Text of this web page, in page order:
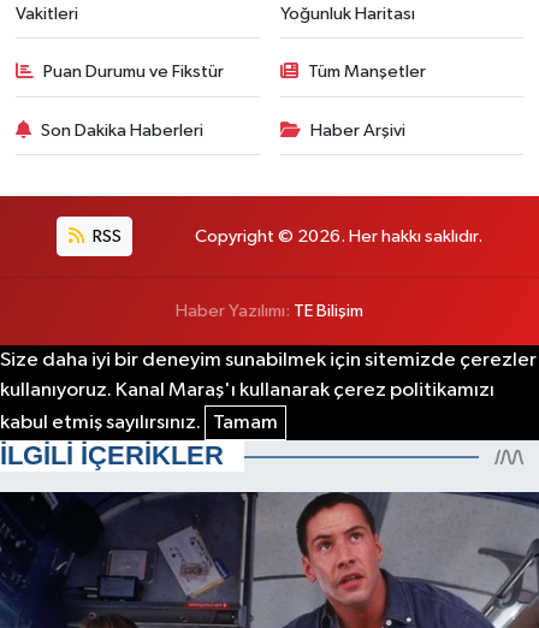
Vakitleri
Yoğunluk Haritası
Puan Durumu ve Fikstür Tüm Manşetler
Son Dakika Haberleri Haber Arşivi
RSS Copyright © 2026. Her hakkı saklıdır.
Haber Yazılımı: TE Bilişim
Size daha iyi bir deneyim sunabilmek için sitemizde çerezler
kullanıyoruz. Kanal Maraş'ı kullanarak çerez politikamızı
kabul etmiş sayılırsınız.
Tamam